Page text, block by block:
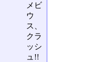
メビ
ウ
ス、
クラ
ッシ
ュ!!